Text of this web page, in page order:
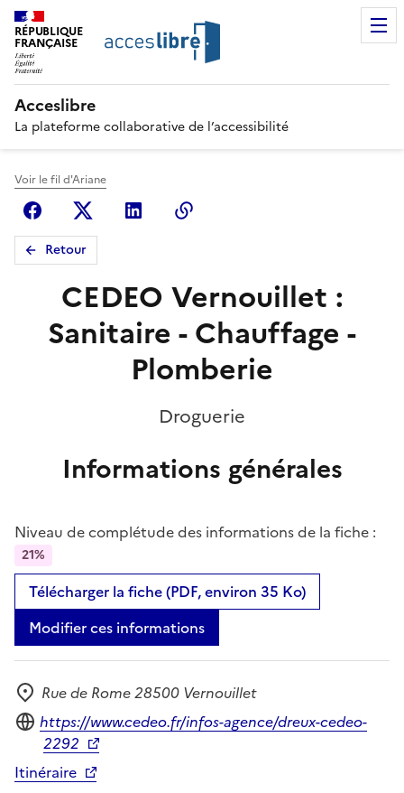
RÉPUBLIQUE
FRANÇAISE
Acceslibre
La plateforme collaborative de l’accessibilité
Voir le fil d'Ariane
FacebookX (anciennement Twitter)
Linkedin
Retour
CEDEO Vernouillet :
Sanitaire - Chauffage -
Plomberie
Droguerie
Informations générales
Niveau de complétude des informations de la fiche :
21%
Télécharger la fiche (PDF, environ 35 Ko)
Modifier ces informations
Adresse
Rue de Rome 28500 Vernouillet
Site internet
https://www.cedeo.fr/infos-agence/dreux-cedeo-
2292
Itinéraire